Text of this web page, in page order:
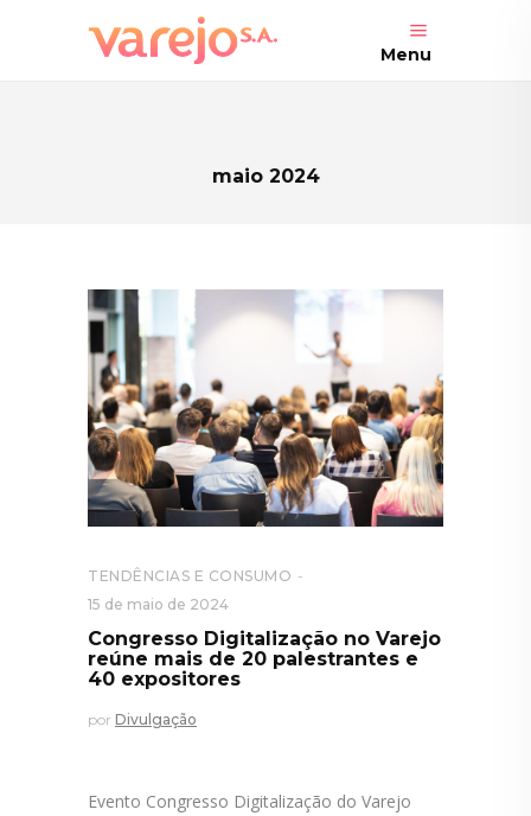
Menu
maio 2024
TENDÊNCIAS E CONSUMO
15 de maio de 2024
Congresso Digitalização no Varejo
reúne mais de 20 palestrantes e
40 expositores
por Divulgação
Evento Congresso Digitalização do Varejo